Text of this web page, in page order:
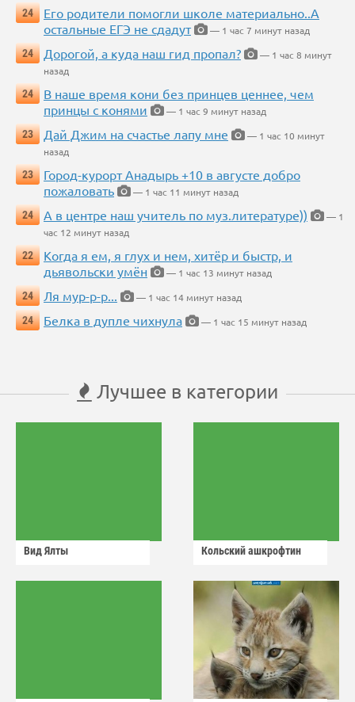
24
Его родители помогли школе материально..А
остальные ЕГЭ не сдадут
— 1 час 7 минут назад
24
Дорогой, а куда наш гид пропал?
— 1 час 8 минут
назад
24
В наше время кони без принцев ценнее, чем
принцы с конями
— 1 час 9 минут назад
23
Дай Джим на счастье лапу мне
— 1 час 10 минут
назад
23
Город-курорт Анадырь +10 в августе добро
пожаловать
— 1 час 11 минут назад
24
А в центре наш учитель по муз.литературе))
— 1
час 12 минут назад
22
Когда я ем, я глух и нем, хитёр и быстр, и
дьявольски умён
— 1 час 13 минут назад
24
Ля мур-р-р...
— 1 час 14 минут назад
24
Белка в дупле чихнула — 1 час 15 минут назад
Лучшее в категории
Вид Ялты Кольский ашкрофтин